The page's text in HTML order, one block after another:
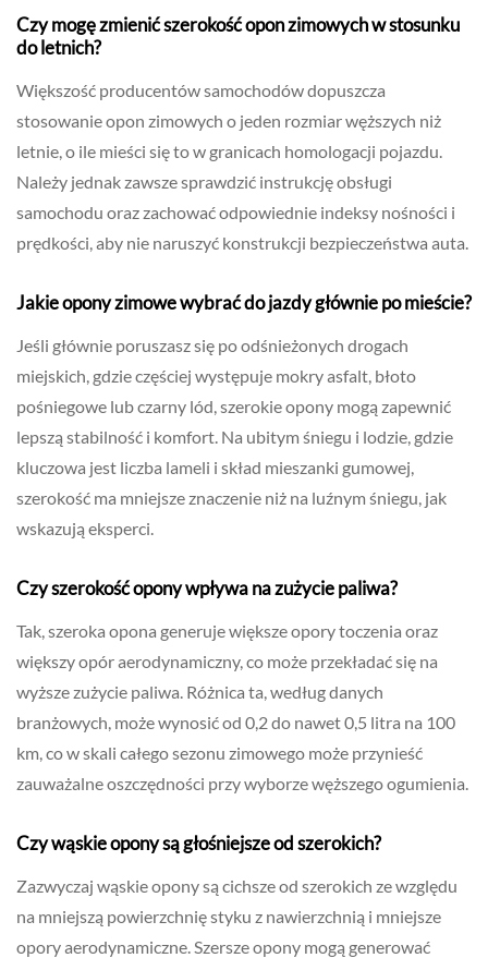
Czy mogę zmienić szerokość opon zimowych w stosunku
do letnich?
Większość producentów samochodów dopuszcza
stosowanie opon zimowych o jeden rozmiar węższych niż
letnie, o ile mieści się to w granicach homologacji pojazdu.
Należy jednak zawsze sprawdzić instrukcję obsługi
samochodu oraz zachować odpowiednie indeksy nośności i
prędkości, aby nie naruszyć konstrukcji bezpieczeństwa auta.
Jakie opony zimowe wybrać do jazdy głównie po mieście?
Jeśli głównie poruszasz się po odśnieżonych drogach
miejskich, gdzie częściej występuje mokry asfalt, błoto
pośniegowe lub czarny lód, szerokie opony mogą zapewnić
lepszą stabilność i komfort. Na ubitym śniegu i lodzie, gdzie
kluczowa jest liczba lameli i skład mieszanki gumowej,
szerokość ma mniejsze znaczenie niż na luźnym śniegu, jak
wskazują eksperci.
Czy szerokość opony wpływa na zużycie paliwa?
Tak, szeroka opona generuje większe opory toczenia oraz
większy opór aerodynamiczny, co może przekładać się na
wyższe zużycie paliwa. Różnica ta, według danych
branżowych, może wynosić od 0,2 do nawet 0,5 litra na 100
km, co w skali całego sezonu zimowego może przynieść
zauważalne oszczędności przy wyborze węższego ogumienia.
Czy wąskie opony są głośniejsze od szerokich?
Zazwyczaj wąskie opony są cichsze od szerokich ze względu
na mniejszą powierzchnię styku z nawierzchnią i mniejsze
opory aerodynamiczne. Szersze opony mogą generować